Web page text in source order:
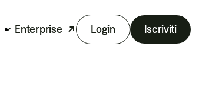
Enterprise Login Iscriviti